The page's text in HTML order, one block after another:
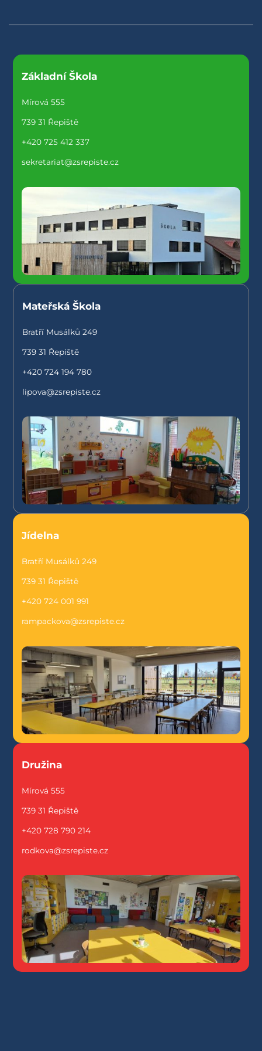
Základní Škola
Mírová 555
739 31 Řepiště
+420 725 412 337
sekretariat@zsrepiste.cz
Mateřská Škola
Bratří Musálků 249
739 31 Řepiště
+420 724 194 780
lipova@zsrepiste.cz
Jídelna
Bratří Musálků 249
739 31 Řepiště
+420 724 001 991
rampackova@zsrepiste.cz
Družina
Mírová 555
739 31 Řepiště
+420 728 790 214
rodkova@zsrepiste.cz